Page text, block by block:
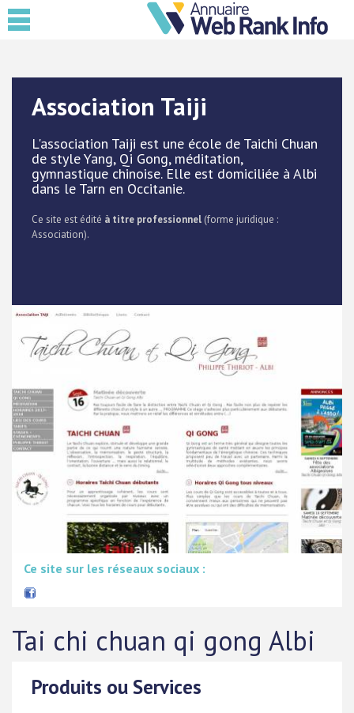
Association Taiji
L'association Taiji est une école de Taichi Chuan
de style Yang, Qi Gong, méditation,
gymnastique chinoise. Elle est domiciliée à Albi
dans le Tarn en Occitanie.
Ce site est édité à titre professionnel (forme juridique :
Association).
Ce site sur les réseaux sociaux :
Tai chi chuan qi gong Albi
Produits ou Services